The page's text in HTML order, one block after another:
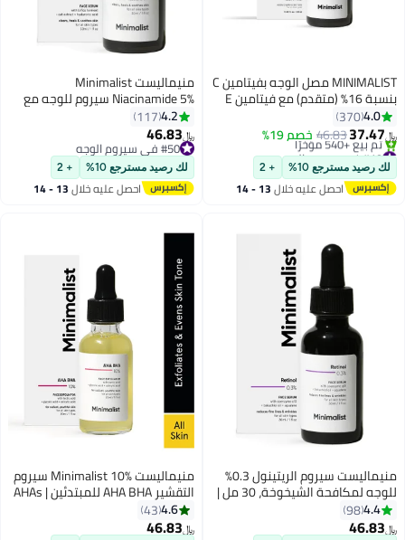
MINIMALIST مصل الوجه بفيتامين C
بنسبة 16% (متقدم) مع فيتامين E
وحمض الفيروليك لبشرة متوهجة |
تفتيح وحماية متقدمة
4.0
370
﷼‏37.47
46.83خصم 19%
#19 في سيروم الوجه
أقل سعر في 7 يوم
تم بيع +540 مؤخرًا
#19 في سيروم الوجه
لك رصيد مسترجع 10% + 2
احصل عليه خلال 13 - 14
منيماليست Minimalist
Niacinamide 5% سيروم للوجه مع
فيتامين B3 وحمض الهيالورونيك
لبشرة نقية ومشرقة | يساعد في
تقليل البهتان وضرر الشمس | يصلح
حاجز البشرة.
4.2
117
﷼‏46.83
#50 في سيروم الوجه
#50 في سيروم الوجه
لك رصيد مسترجع 10% + 2
احصل عليه خلال 13 - 14
منيماليست سيروم الريتينول 0.3%
للوجه لمكافحة الشيخوخة، 30 مل |
سيروم ليلي بالريتينول و Q10 لتقليل
الخطوط الدقيقة والتجاعيد | للنساء
4.4
98
﷼‏46.83
منيماليست Minimalist 10% سيروم
التقشير AHA BHA للمبتدئين | AHAs
(حمض اللاكتيك وحمض الجلايكوليك)
و BHA (حمض الساليسيليك) سيروم
4.6
43
﷼‏46.83